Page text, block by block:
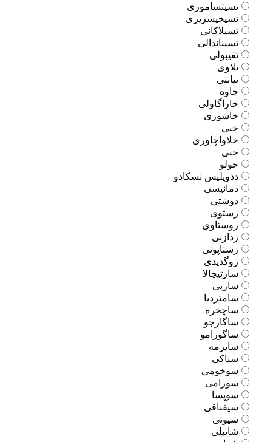
تسیتساموری
تسیخیسزیری
تسیلاکانی
تسیناندالی
تقیبولی
تلاوی
تیانتی
جاوه
خاراگاولی
خاشوری
خبی
خلاواچاوری
خنی
خولو
ددوپلیس تسکادو
دمانیسی
دوشتی
رستوی
روستاوی
زدازنی
زستاپونی
زوگدیدی
سارتیچالا
سارپی
سامتردیا
ساچخره
ساگارجو
ساگورامو
سایرمه
سناکی
سوخومی
سورامی
سوپسا
سیقناقی
سیونی
شاتیلی